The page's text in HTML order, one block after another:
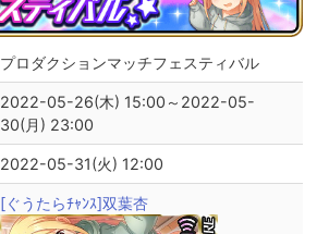
プロダクションマッチフェスティバル
2022-05-26(木) 15:00～2022-05-
30(月) 23:00
2022-05-31(火) 12:00
[ぐうたらﾁｬﾝｽ]双葉杏